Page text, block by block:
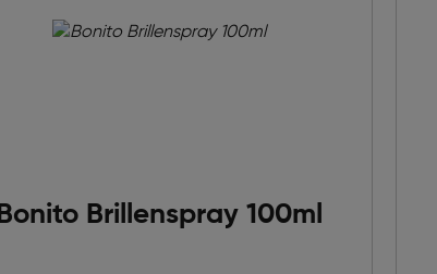
Bonito Brillenspray 100ml